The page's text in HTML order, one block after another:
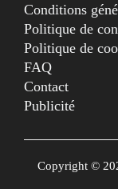
Conditions
Politique de
Politique de
FAQ
Contact
Publicité
Copyright ©